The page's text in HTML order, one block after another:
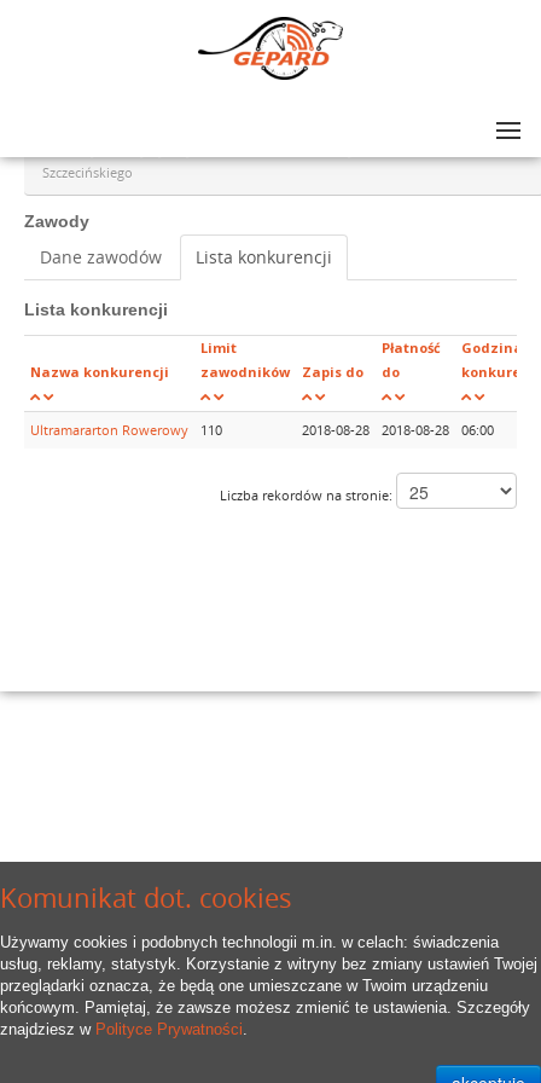
Komunikat dot. cookies
Używamy cookies i podobnych technologii m.in. w celach: świadczenia
usług, reklamy, statystyk. Korzystanie z witryny bez zmiany ustawień Twojej
przeglądarki oznacza, że będą one umieszczane w Twoim urządzeniu
końcowym. Pamiętaj, że zawsze możesz zmienić te ustawienia. Szczegóły
znajdziesz w Polityce Prywatności.
Szczecińskiego
Zawody
Dane zawodów Lista konkurencji
Lista konkurencji
Nazwa konkurencji
Limit
zawodników
Zapis do
Płatność
do
Godzina
Ultramararton Rowerowy 110 2018-08-28 2018-08-28 06:00
Liczba rekordów na stronie: